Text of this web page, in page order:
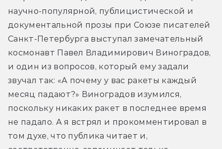
научно-популярной, публицистической и
документальной прозы при Союзе писателей
Санкт-Петербурга выступал замечательный
космонавт Павел Владимирович Виноградов,
и один из вопросов, который ему задали
звучал так: «А почему у вас ракеты каждый
месяц падают?» Виноградов изумился,
поскольку никаких ракет в последнее время
не падало. А я встрял и прокомментировал в
том духе, что публика читает и,